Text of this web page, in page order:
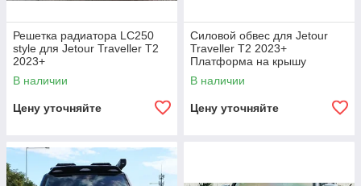
Решетка радиатора LC250
style для Jetour Traveller T2
2023+
В наличии
Цену уточняйте
Силовой обвес для Jetour
Traveller T2 2023+
Платформа на крышу
Бампер Лестница Арки
Спойлер
В наличии
Цену уточняйте